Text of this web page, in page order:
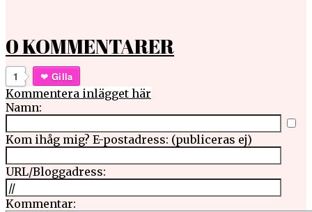
0 KOMMENTARER
1 Gilla
Kommentera inlägget här
Namn:
Kom ihåg mig? E-postadress: (publiceras ej)
URL/Bloggadress:
Kommentar: